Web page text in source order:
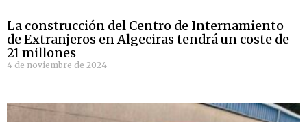
La construcción del Centro de Internamiento
de Extranjeros en Algeciras tendrá un coste de
21 millones
4 de noviembre de 2024